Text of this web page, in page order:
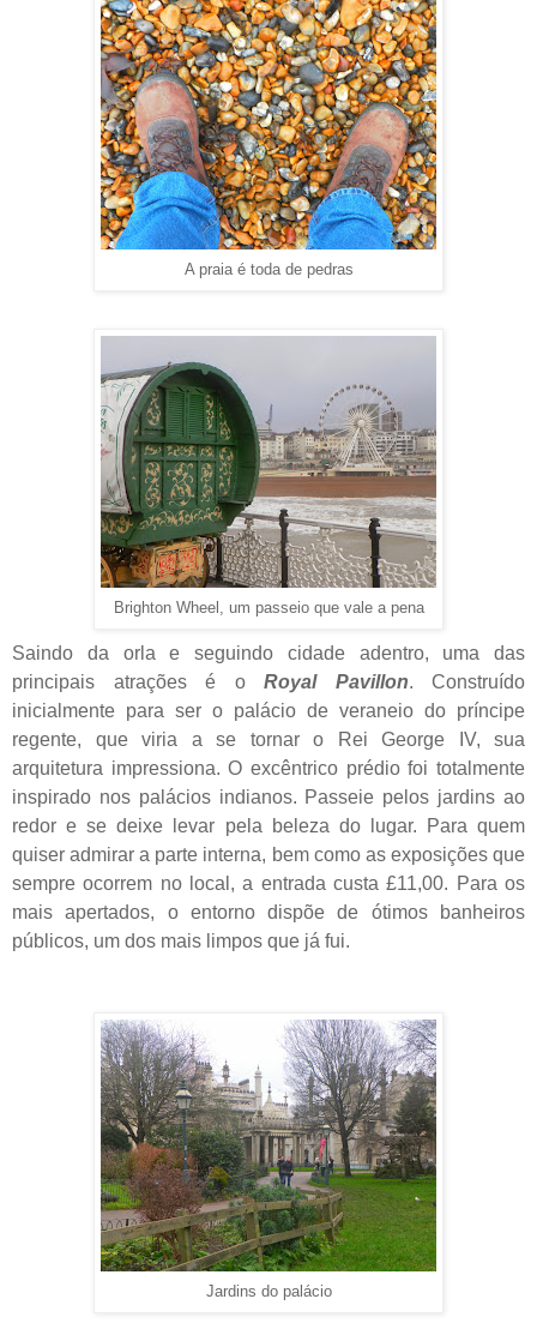
A praia é toda de pedras
Brighton Wheel, um passeio que vale a pena
Saindo da orla e seguindo cidade adentro, uma das
principais atrações é o Royal Pavillon. Construído
inicialmente para ser o palácio de veraneio do príncipe
regente, que viria a se tornar o Rei George IV, sua
arquitetura impressiona. O excêntrico prédio foi totalmente
inspirado nos palácios indianos. Passeie pelos jardins ao
redor e se deixe levar pela beleza do lugar. Para quem
quiser admirar a parte interna, bem como as exposições que
sempre ocorrem no local, a entrada custa£11,00. Para os
mais apertados, o entorno dispõe de ótimos banheiros
públicos, um dos mais limpos que já fui.
Jardins do palácio